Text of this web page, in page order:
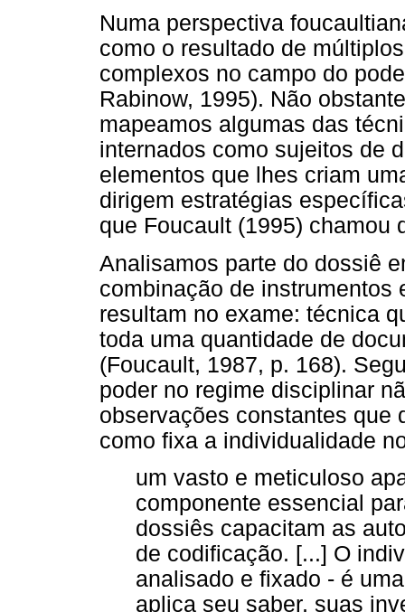
Numa perspectiva
como o resultado de
complexos no campo do
Rabinow, 1995). Não
mapeamos algumas das
internados como sujeitos de
elementos que lhes criam
dirigem estratégias
que Foucault (1995) chamou
Analisamos parte do dossiê
combinação de
resultam no exame: técnica
toda uma quantidade de
(Foucault, 1987, p. 168).
poder no regime disciplinar
observações constantes que
como fixa a individualidade
um vasto e meticuloso
componente essencial
dossiês capacitam as
de codificação. [...] O
analisado e fixado - é
aplica seu saber, suas